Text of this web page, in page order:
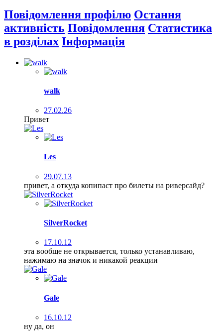
Повідомлення профілю Остання
активність Повідомлення Статистика
в розділах Інформація
walk
27.02.26
Привет
Les
29.07.13
привет, а откуда копипаст про билеты на риверсайд?
SilverRocket
17.10.12
эта вообще не открывается, только устанавливаю,
нажимаю на значок и никакой реакции
Gale
16.10.12
ну да, он